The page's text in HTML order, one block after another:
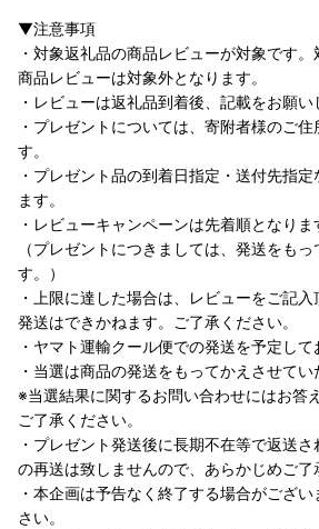
▼注意事項
・対象返礼品の商品レビューが対象です
商品レビューは対象外となります。
・レビューは返礼品到着後、記載をお願い
・プレゼントについては、寄附者様のご
す。
・プレゼント品の到着日指定・送付先指
ます。
・レビューキャンペーンは先着順となりま
（プレゼントにつきましては、発送をも
す。）
・上限に達した場合は、レビューをご記
発送はできかねます。ご了承ください。
・ヤマト運輸クール便での発送を予定して
・当選は商品の発送をもってかえさせてい
※当選結果に関するお問い合わせにはお答
ご了承ください。
・プレゼント発送後に長期不在等で返送
の再送は致しませんので、あらかじめご了
・本企画は予告なく終了する場合がござ
さい。